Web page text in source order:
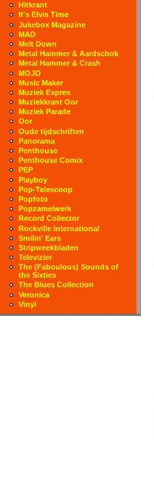
Hitkrant
It's Elvis Time
Jukebox Magazine
MAD
Melt Down
Metal Hammer & Aardschok
Metal Hammer & Crash
MOJO
Music Maker
Muziek Expres
Muziekkrant Oor
Muziek Parade
Oor
Oude tijdschriften
Panorama
Penthouse
Penthouse Comix
PEP
Playboy
Pop-Telescoop
Popfoto
Popzamelwerk
Record Collector
Rockville International
Smilin' Ears
Stripweekbladen
Televizier
The (Faboulous) Sounds of
the Sixties
The Blues Collection
Veronica
Vinyl